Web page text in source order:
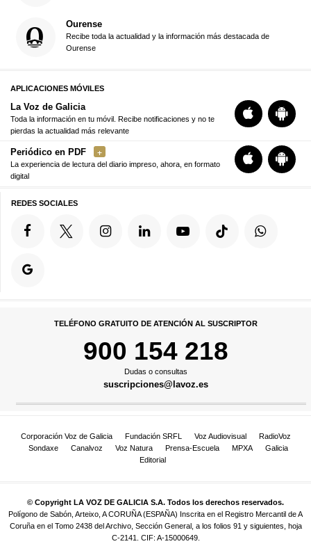
Ourense
Recibe toda la actualidad y la información más destacada de
Ourense
APLICACIONES MÓVILES
La Voz de Galicia
Toda la información en tu móvil. Recibe notificaciones y no te
pierdas la actualidad más relevante
Periódico en PDF
La experiencia de lectura del diario impreso, ahora, en formato
digital
REDES SOCIALES
TELÉFONO GRATUITO DE ATENCIÓN AL SUSCRIPTOR
900 154 218
Dudas o consultas
suscripciones@lavoz.es
Corporación Voz de Galicia Fundación SRFL Voz Audiovisual
RadioVoz
Sondaxe
Canalvoz Voz Natura Prensa-Escuela MPXA
Galicia
Editorial
© Copyright LA VOZ DE GALICIA S.A. Todos los derechos reservados.
Polígono de Sabón, Arteixo, A CORUÑA (ESPAÑA) Inscrita en el Registro Mercantil de A
Coruña en el Tomo 2438 del Archivo, Sección General, a los folios 91 y siguientes, hoja
C-2141. CIF: A-15000649.